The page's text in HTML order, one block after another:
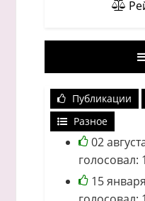
Публикации
Разное
02
голосовал: 1
15